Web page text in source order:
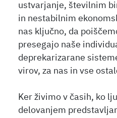
ustvarjanje, številnim
in nestabilnim
nas ključno, da
presegajo naše
deprekarizarane
virov, za nas in vse
Ker živimo v časih, ko
delovanjem